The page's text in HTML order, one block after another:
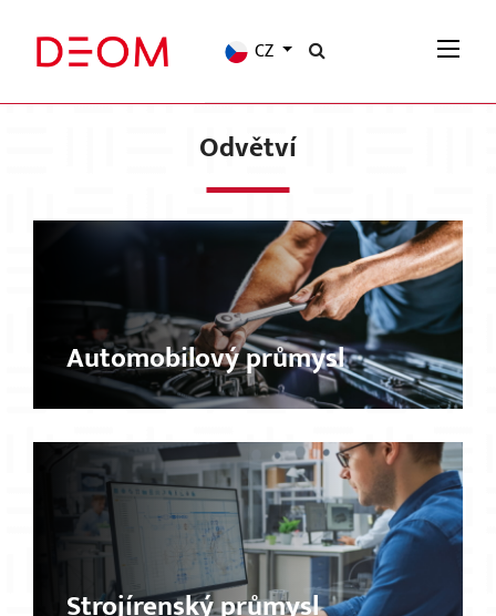
CZ
Odvětví
Automobilový průmysl
Strojírenský průmysl